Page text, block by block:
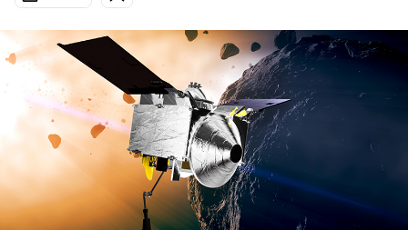
PODCAST
NEWSLETTER
I MIEI PREFERITI